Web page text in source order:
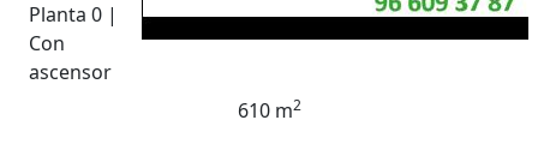
Planta 0 |
Con
ascensor
610 m2